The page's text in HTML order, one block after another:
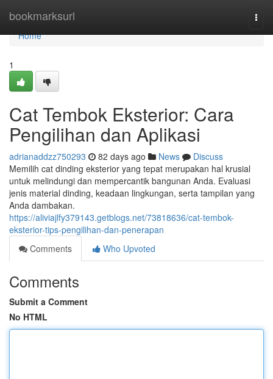
bookmarksurl
Home
Home
1
Cat Tembok Eksterior: Cara
Pengilihan dan Aplikasi
adrianaddzz750293 82 days ago News
Discuss
Memilih cat dinding eksterior yang tepat merupakan hal krusial
untuk melindungi dan mempercantik bangunan Anda. Evaluasi
jenis material dinding, keadaan lingkungan, serta tampilan yang
Anda dambakan.
https://aliviajlfy379143.getblogs.net/73818636/cat-tembok-
eksterior-tips-pengilihan-dan-penerapan
Comments
Who Upvoted
Comments
Submit a Comment
No HTML